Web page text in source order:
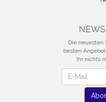
Die neuesten
besten
Ihr nichts